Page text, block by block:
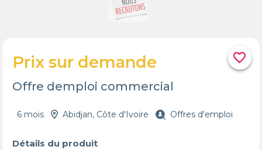
favorite_border
Prix sur demande
Offre demploi commercial
6 mois Abidjan, Côte d'Ivoire Offres d'emploi
Détails du produit